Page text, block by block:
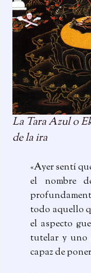
La Tara Azul o
de la ira
«Ayer sentí
el nombre
todo aquello
el aspecto
tutelar y uno
capaz de